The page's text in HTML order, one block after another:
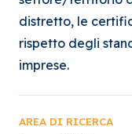
distretto, le
rispetto degli
imprese.
AREA DI RICERCA